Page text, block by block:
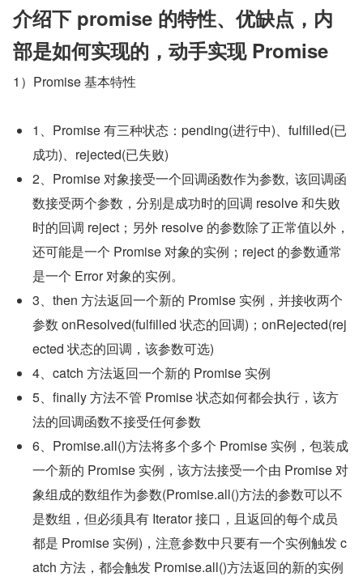
介绍下 promise 的特性、优缺点，内
部是如何实现的，动手实现 Promise
1）Promise 基本特性
1、Promise 有三种状态：pending(进行中)、fulfilled(已
成功)、rejected(已失败)
2、Promise 对象接受一个回调函数作为参数,  该回调函
数接受两个参数，分别是成功时的回调 resolve 和失败
时的回调 reject；另外 resolve 的参数除了正常值以外，
还可能是一个 Promise 对象的实例；reject 的参数通常
是一个 Error 对象的实例。
3、then 方法返回一个新的 Promise 实例，并接收两个
参数 onResolved(fulfilled 状态的回调)；onRejected(rej
ected 状态的回调，该参数可选)
4、catch 方法返回一个新的 Promise 实例
5、finally 方法不管 Promise 状态如何都会执行，该方
法的回调函数不接受任何参数
6、Promise.all()方法将多个多个 Promise 实例，包装成
一个新的 Promise 实例，该方法接受一个由 Promise 对
象组成的数组作为参数(Promise.all()方法的参数可以不
是数组，但必须具有 Iterator 接口，且返回的每个成员
都是 Promise 实例)，注意参数中只要有一个实例触发 c
atch 方法，都会触发 Promise.all()方法返回的新的实例